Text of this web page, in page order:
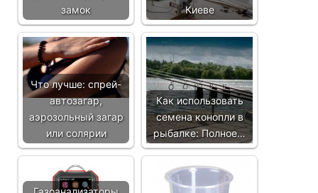
замок Киеве
Что лучше: спрей-
автозагар,
аэрозольный загар
или солярии
Как использовать
семена конопли в
рыбалке: Полное…